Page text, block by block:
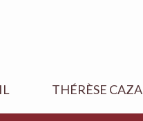
THÉRÈSE CAZA